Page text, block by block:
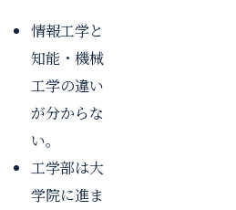
情報工学と
知能・機械
工学の違い
が分からな
い。
工学部は大
学院に進ま